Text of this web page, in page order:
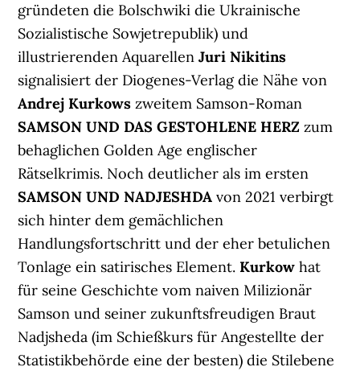
gründeten die Bolschwiki die Ukrainische
Sozialistische Sowjetrepublik) und
illustrierenden AquarellenJuri Nikitins
signalisiert der Diogenes-Verlag die Nähe von
Andrej Kurkowszweitem Samson-Roman
SAMSON UND DAS GESTOHLENE HERZ zum
behaglichen Golden Age englischer
Rätselkrimis. Noch deutlicher als im ersten
SAMSON UND NADJESHDA von 2021 verbirgt
sich hinter dem gemächlichen
Handlungsfortschritt und der eher betulichen
Tonlage ein satirisches Element.Kurkow hat
für seine Geschichte vom naiven Milizionär
Samson und seiner zukunftsfreudigen Braut
Nadjsheda (im Schießkurs für Angestellte der
Statistikbehörde eine der besten) die Stilebene